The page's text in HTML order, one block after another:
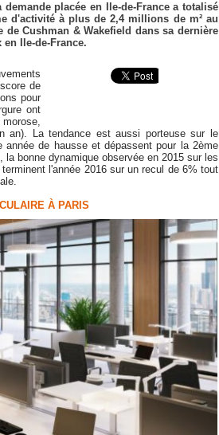
placée en Ile-de-France a totalisé
d'activité à plus de 2,4 millions de m² au
de Cushman & Wakefield dans sa dernière
Ile-de-France.
de
pour
ont
an). La tendance est aussi porteuse sur le
de hausse et dépassent pour la 2ème
bonne dynamique observée en 2015 sur les
l'année 2016 sur un recul de 6% tout
À PARIS